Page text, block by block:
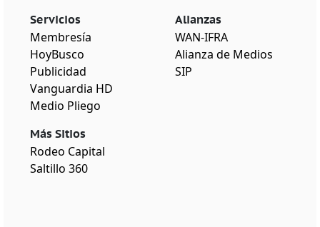
Servicios
Membresía
HoyBusco
Publicidad
Vanguardia HD
Medio Pliego
Más Sitios
Rodeo Capital
Saltillo 360
Alianzas
WAN-IFRA
Alianza de Medios
SIP